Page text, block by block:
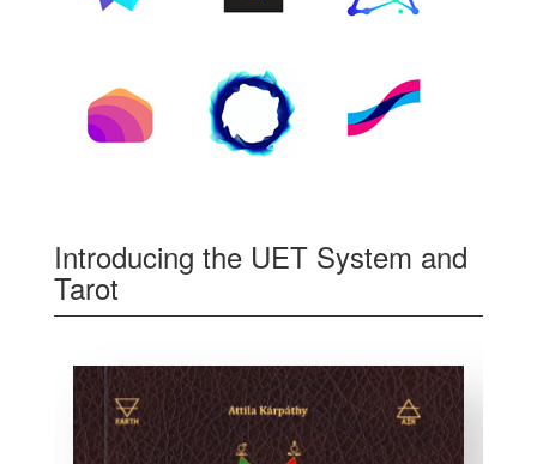
Introducing the UET System and
Tarot